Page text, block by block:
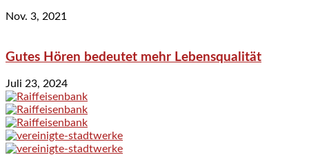
Nov. 3, 2021
Gutes Hören bedeutet mehr Lebensqualität
Juli 23, 2024